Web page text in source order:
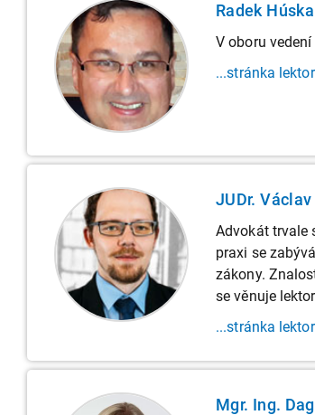
Radek Húska
V oboru
...stránka
JUDr.
Advokát trvale
praxi se
zákony.
se věnuje
...stránka
Mgr. Ing.